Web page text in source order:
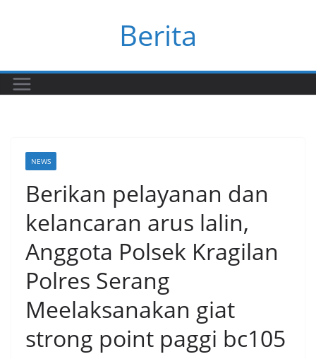
Berita
NEWS
Berikan pelayanan dan
kelancaran arus lalin,
Anggota Polsek Kragilan
Polres Serang
Meelaksanakan giat
strong point paggi bc105